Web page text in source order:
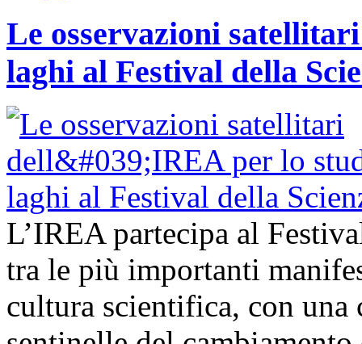
Le osservazioni
laghi al Festival della
L’IREA partecipa al
tra le più importanti
cultura scientifica, con